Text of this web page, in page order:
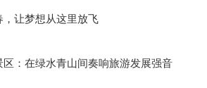
，让梦想从这里放飞
区：在绿水青山间奏响旅游发展强音